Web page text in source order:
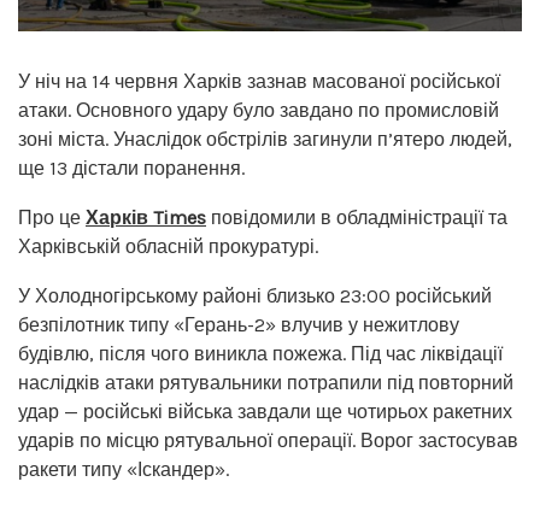
У ніч на 14 червня Харків зазнав масованої російської
атаки. Основного удару було завдано по промисловій
зоні міста. Унаслідок обстрілів загинули п’ятеро людей,
ще 13 дістали поранення.
Про це Харків Times повідомили в обладміністрації та
Харківській обласній прокуратурі.
У Холодногірському районі близько 23:00 російський
безпілотник типу «Герань-2» влучив у нежитлову
будівлю, після чого виникла пожежа. Під час ліквідації
наслідків атаки рятувальники потрапили під повторний
удар — російські війська завдали ще чотирьох ракетних
ударів по місцю рятувальної операції. Ворог застосував
ракети типу «Іскандер».